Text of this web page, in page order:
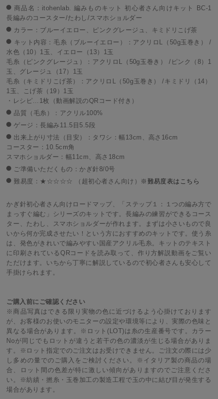
商品名：itohenlab. 編みものキット 初心者さん向けキット BC-1
長編みのコースター/たわし/スマホショルダー
カラー：ブルーイエロー、ピンクグレージュ、キミドリこげ茶
キット内容：毛糸（ブルーイエロー）：アクリロL（50g玉巻き） /
水色（10）1玉、イエロー（13）1玉
毛糸（ピンクグレージュ）：アクリロL（50g玉巻き） /ピンク（8）1
玉、グレージュ（17）1玉
毛糸（キミドリこげ茶）：アクリロL（50g玉巻き） /キミドリ（14）
1玉、こげ茶（19）1玉
・レシピ…1枚（動画解説のQRコード付き）
品質（毛糸）：アクリル100%
ゲージ：長編み11.5目5.5段
出来上がり寸法（目安）：タワシ：幅13cm、高さ16cm
コースター：10.5cm角
スマホショルダー：幅11cm、高さ18cm
ご準備いただくもの：かぎ針8/0号
難易度：★☆☆☆☆ （超初心者さん向け）
※難易度表はこちら
かぎ針初心者さん向けロードマップ、「ステップ１：１つの編み方で
まっすぐ編む」シリーズのキットです。長編みの練習ができるコース
ター、たわし、スマホショルダーが作れます。まずは小さいもので良
いから何か完成させたい！という方におすすめのキットです。使う糸
は、発色がきれいで編みやすい国産アクリル毛糸。キットのテキスト
に印刷されているQRコードを読み取って、作り方解説動画をご覧い
ただけます。いちから丁寧に解説しているので初心者さんも安心して
手掛けられます。
ご購入前にご確認ください
※商品写真はできる限り実物の色に近づけるよう心掛けております
が、お客様のお使いのモニターの設定や環境等により、実際の色味と
異なる場合があります。※ロット(LOT)は糸の生産番号です。カラー
Noが同じでもロットが違うと若干の色の濃淡が生じる場合がありま
す。※ロット指定でのご注文はお受けできません。ご注文の際には少
し多めの量でのご購入をご検討ください。※イタリア製の商品の場
合、ロット間の色差が特に激しい傾向がありますのでご注意くださ
い。※紡績・撚糸・玉巻加工の製造工程で玉の中に結び目が発生する
場合があります。